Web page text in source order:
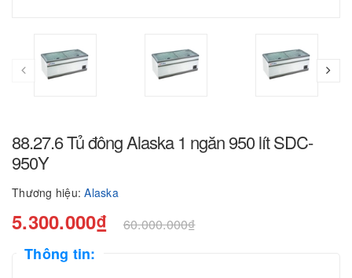
88.27.6 Tủ đông Alaska 1 ngăn 950 lít SDC-
950Y
Thương hiệu: Alaska
5.300.000₫ 60.000.000₫
Thông tin: